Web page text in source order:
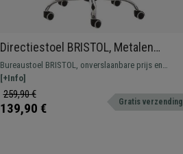
Directiestoel BRISTOL, Metalen
Structuur en Armleuningen, Bekleed
met Beige Leder
Bureaustoel BRISTOL, onverslaanbare prijs en
kwaliteit. Een model met een metalen structuur,
gewatteerde zitting en rugleuning, en hoge kwaliteit
en comfort
[+Info]
259,90 €
139,90 € Gratis verzending